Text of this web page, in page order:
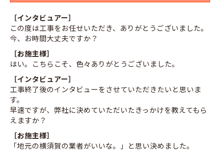
［インタビュアー］
この度は工事をお任せいただき、ありがとうございました。
今、お時間大丈夫ですか？
［お施主様］
はい。こちらこそ、色々ありがとうございました。
［インタビュアー］
工事終了後のインタビューをさせていただきたいと思いま
す。
早速ですが、弊社に決めていただいたきっかけを教えてもら
えますか？
［お施主様］
「地元の横須賀の業者がいいな。」と思い決めました。